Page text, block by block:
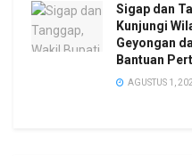
Sigap dan
Kunjungi
Geyongan
Bantuan
AGUSTUS 1,